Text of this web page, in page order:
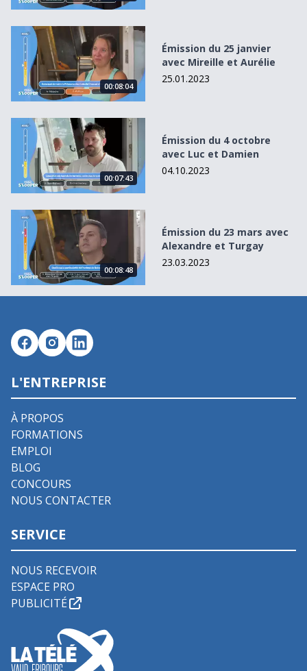
Émission du 25 janvier avec Mireille et Aurélie
00:08:04
Émission du 25 janvier
avec Mireille et Aurélie
25.01.2023
Émission du 4 octobre avec Luc et Damien
00:07:43
Émission du 4 octobre
avec Luc et Damien
04.10.2023
Émission du 23 mars avec Alexandre et Turgay
00:08:48
Émission du 23 mars avec
Alexandre et Turgay
23.03.2023
L'ENTREPRISE
À PROPOS
FORMATIONS
EMPLOI
BLOG
CONCOURS
NOUS CONTACTER
SERVICE
NOUS RECEVOIR
ESPACE PRO
PUBLICITÉ